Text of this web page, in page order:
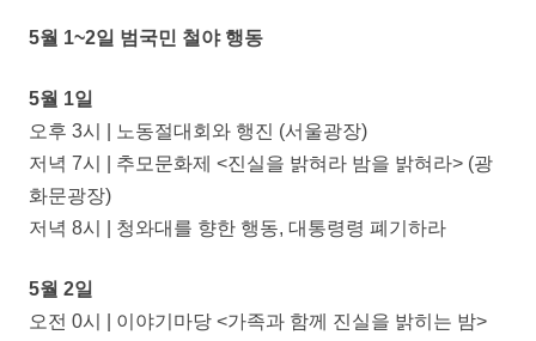
5월 1~2일 범국민 철야 행동
5월 1일
오후 3시 | 노동절대회와 행진 (서울광장)
저녁 7시 | 추모문화제 <진실을 밝혀라 밤을 밝혀라> (광
화문광장)
저녁 8시 | 청와대를 향한 행동, 대통령령 폐기하라
5월 2일
오전 0시 | 이야기마당 <가족과 함께 진실을 밝히는 밤>